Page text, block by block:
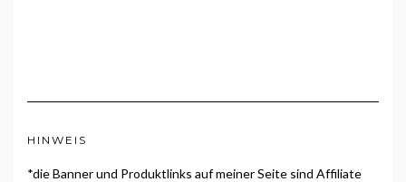
HINWEIS
*die Banner und Produktlinks auf meiner Seite sind Affiliate